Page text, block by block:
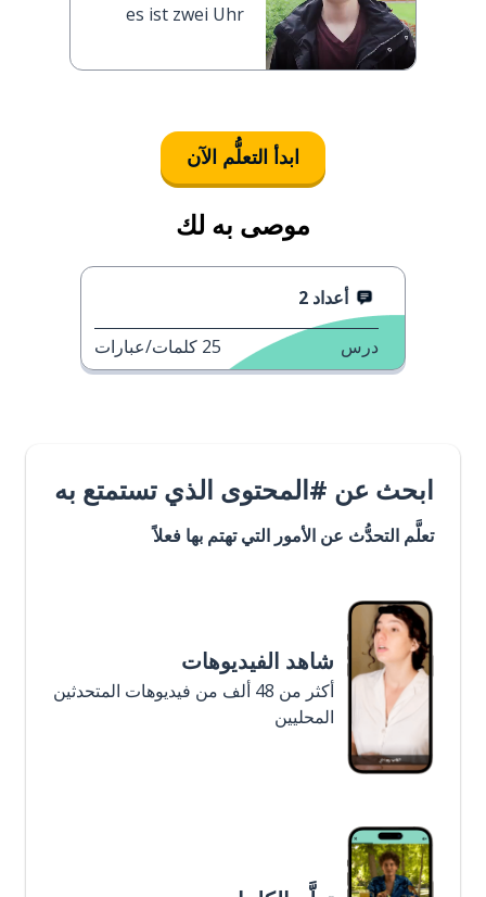
es ist zwei Uhr
ابدأ التعلُّم الآن
موصى به لك
أعداد 2
درس 25 كلمات/عبارات
ابحث عن #المحتوى الذي تستمتع به
تعلَّم التحدُّث عن الأمور التي تهتم بها فعلاً
شاهد الفيديوهات
أكثر من 48 ألف من فيديوهات المتحدثين
المحليين